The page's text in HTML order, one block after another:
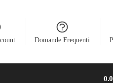
Domande Frequenti